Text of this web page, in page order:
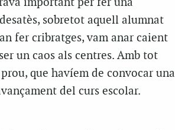
sobretot aquell alumnat
fer cribratges, vam anar caient
un caos als centres. Amb tot
que havíem de convocar una
del curs escolar.